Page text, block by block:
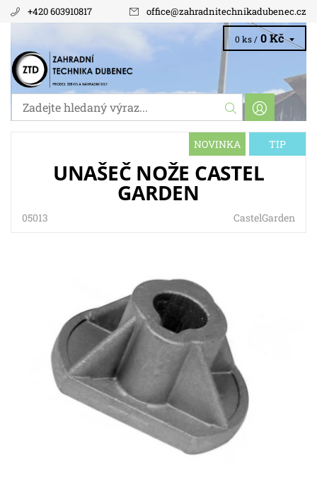
+420 603910817 office@zahradnitechnikadubenec.cz
0 ks / 0 Kč
NOVINKA TIP
UNAŠEČ NOŽE CASTEL
GARDEN
05013 CastelGarden